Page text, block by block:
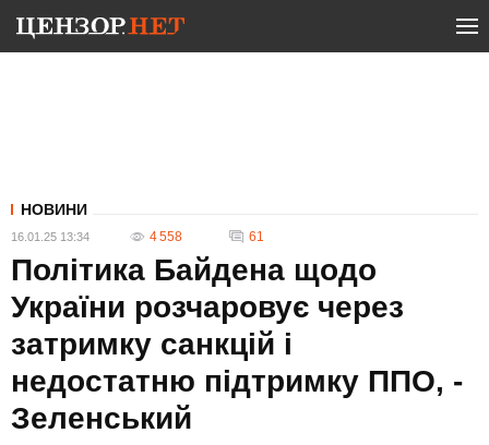
НОВИНИ
16.01.25 13:34 4 558 61
Політика Байдена щодо
України розчаровує через
затримку санкцій і
недостатню підтримку ППО, -
Зеленський